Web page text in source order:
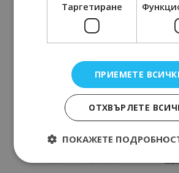
Таргетиране
ПРИЕМЕТЕ
ОТХВЪРЛЕТЕ
ПОКАЖЕТЕ